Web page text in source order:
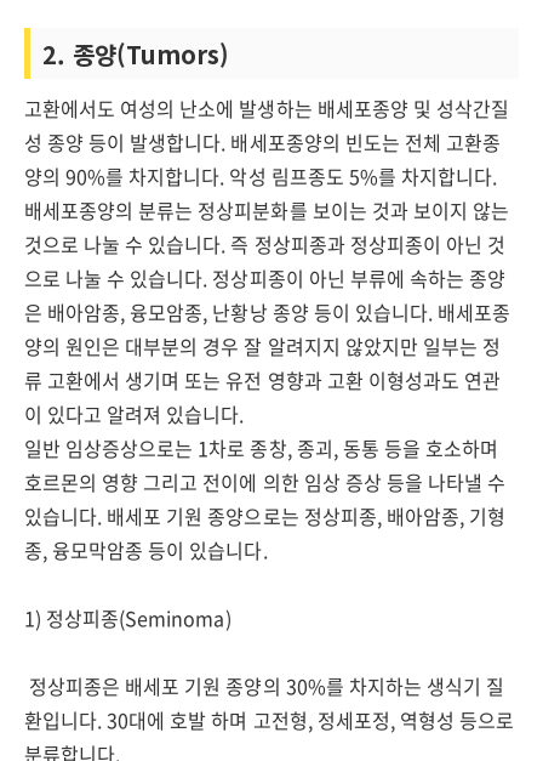
2. 종양(Tumors)
고환에서도 여성의 난소에 발생하는 배세포종양 및 성삭간질
성 종양 등이 발생합니다. 배세포종양의 빈도는 전체 고환종
양의 90%를 차지합니다. 악성 림프종도 5%를 차지합니다.
배세포종양의 분류는 정상피분화를 보이는 것과 보이지 않는
것으로 나눌 수 있습니다. 즉 정상피종과 정상피종이 아닌 것
으로 나눌 수 있습니다. 정상피종이 아닌 부류에 속하는 종양
은 배아암종, 융모암종, 난황낭 종양 등이 있습니다. 배세포종
양의 원인은 대부분의 경우 잘 알려지지 않았지만 일부는 정
류 고환에서 생기며 또는 유전 영향과 고환 이형성과도 연관
이 있다고 알려져 있습니다.
일반 임상증상으로는 1차로 종창, 종괴, 동통 등을 호소하며
호르몬의 영향 그리고 전이에 의한 임상 증상 등을 나타낼 수
있습니다. 배세포 기원 종양으로는 정상피종, 배아암종, 기형
종, 융모막암종 등이 있습니다.
1) 정상피종(Seminoma)
정상피종은 배세포 기원 종양의 30%를 차지하는 생식기 질
환입니다. 30대에 호발 하며 고전형, 정세포정, 역형성 등으로
분류합니다.